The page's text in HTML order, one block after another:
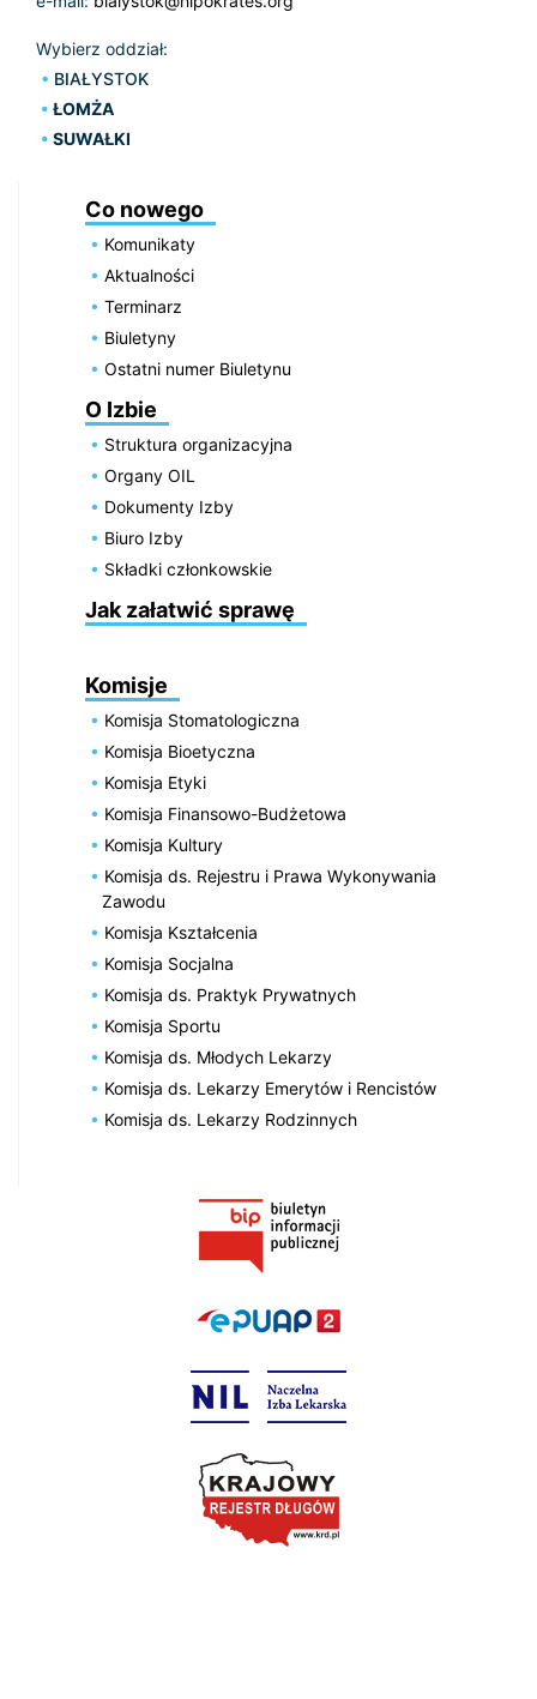
Wybierz oddział:
BIAŁYSTOK
ŁOMŻA
SUWAŁKI
Co nowego
Komunikaty
Aktualności
Terminarz
Biuletyny
Ostatni numer Biuletynu
O Izbie
Struktura organizacyjna
Organy OIL
Dokumenty Izby
Biuro Izby
Składki członkowskie
Jak załatwić sprawę
Komisje
Komisja Stomatologiczna
Komisja Bioetyczna
Komisja Etyki
Komisja Finansowo-Budżetowa
Komisja Kultury
Komisja ds. Rejestru i Prawa Wykonywania
Zawodu
Komisja Kształcenia
Komisja Socjalna
Komisja ds. Praktyk Prywatnych
Komisja Sportu
Komisja ds. Młodych Lekarzy
Komisja ds. Lekarzy Emerytów i Rencistów
Komisja ds. Lekarzy Rodzinnych